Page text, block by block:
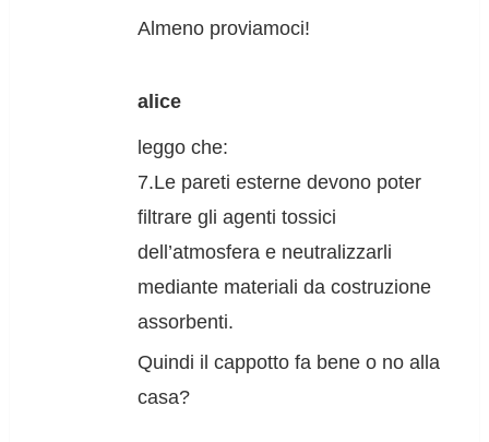
Almeno proviamoci!
alice
leggo che:
7.Le pareti esterne devono poter
filtrare gli agenti tossici
dell’atmosfera e neutralizzarli
mediante materiali da costruzione
assorbenti.
Quindi il cappotto fa bene o no alla
casa?